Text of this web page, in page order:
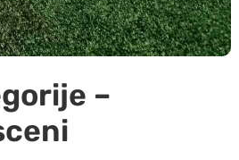
–